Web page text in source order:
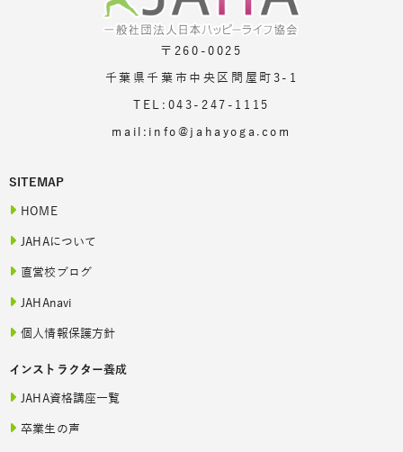
〒260-0025
千葉県千葉市中央区問屋町3-1
TEL:043-247-1115
mail:info@jahayoga.com
SITEMAP
HOME
JAHAについて
直営校ブログ
JAHAnavi
個人情報保護方針
インストラクター養成
JAHA資格講座一覧
卒業生の声